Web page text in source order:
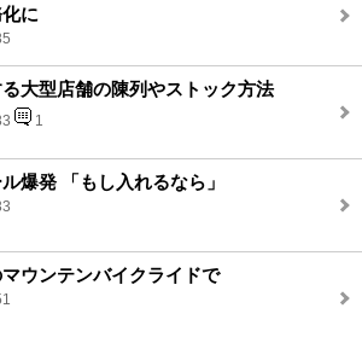
に
大型店舗の陳列やストック方法
1
爆発 「もし入れるなら」
ウンテンバイクライドで